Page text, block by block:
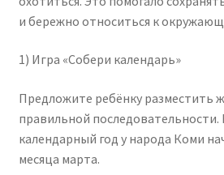
и бережно относиться к
1) Игра «Собери календарь»
Предложите ребёнку разместить
правильной
календарный год у народа Коми
месяца марта.